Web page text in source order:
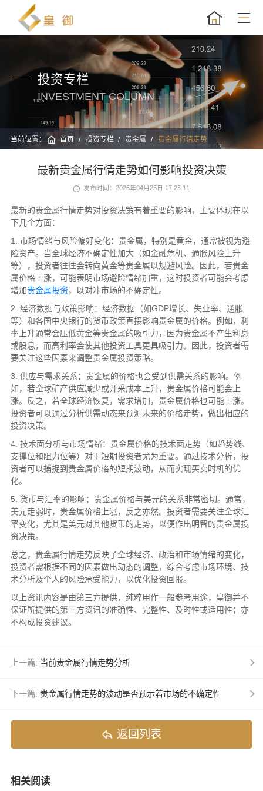
投资专栏
INVESTMENT COLUMN
当前位置： 首页 投资专栏 贵金属 贵金属行情走势
最新贵金属行情走势如何影响投资决策
发布时间：2025年04月25日 17:23:11
最新的贵金属行情走势对投资决策有着重要的影响，主要体现在以
下几个方面：
1. 市场情绪与风险偏好变化：贵金属，特别是黄金，通常被视为避
险资产。当全球经济不确定性加大（如金融危机、通胀风险上升
等），投资者往往会转向黄金等贵金属以规避风险。因此，若贵金
属价格上涨，可能表明市场避险情绪加重，这时投资者可能会考虑
增加贵金属投资，以对冲市场的不确定性。
2. 经济数据与政策影响：经济数据（如GDP增长、失业率、通胀
等）和各国中央银行的货币政策直接影响贵金属的价格。例如，利
率上升通常会压低黄金等贵金属的吸引力，因为贵金属不产生利息
或股息，而高利率会使其他投资工具更具吸引力。因此，投资者需
要关注这些因素来调整贵金属投资策略。
3. 供应与需求关系：贵金属的价格也会受到供需关系的影响。例
如，若全球矿产供应减少或开采成本上升，贵金属价格可能会上
涨。反之，若全球经济恢复，需求增加，贵金属价格也可能上涨。
投资者可以通过分析供需动态来预测未来的价格走势，做出相应的
投资决策。
4. 技术面分析与市场情绪：贵金属价格的技术面走势（如趋势线、
支撑位和阻力位等）对于短期投资者尤为重要。通过技术分析，投
资者可以捕捉到贵金属价格的短期波动，从而实现买卖时机的优
化。
5. 货币与汇率的影响：贵金属价格与美元的关系非常密切。通常，
美元走弱时，贵金属价格上涨，反之亦然。投资者需要关注全球汇
率变化，尤其是美元对其他货币的走势，以便作出明智的贵金属投
资决策。
总之，贵金属行情走势反映了全球经济、政治和市场情绪的变化，
投资者需根据不同的因素做出动态的调整，综合考虑市场环境、技
术分析及个人的风险承受能力，以优化投资回报。
以上资讯内容是由第三方提供，纯粹用作一般参考用途，皇御并不
保证所提供的第三方资讯的准确性、完整性、及时性或适用性；亦
不构成投资建议。
上一篇: 当前贵金属行情走势分析
下一篇: 贵金属行情走势的波动是否预示着市场的不确定性
返回列表
相关阅读